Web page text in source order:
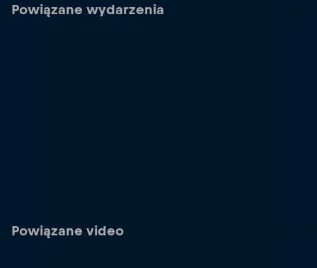
Powiązane wydarzenia
Powiązane video